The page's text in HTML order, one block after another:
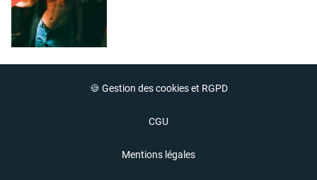
🍪 Gestion des cookies et RGPD
CGU
Mentions légales